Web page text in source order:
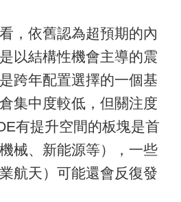
依舊認為超預期的內
以結構性機會主導的震
跨年配置選擇的一個基
集中度較低，但關注度
有提升空間的板塊是首
械、新能源等），一些
航天）可能還會反復發